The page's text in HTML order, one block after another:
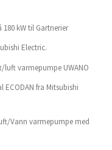
kW til Gartnerier
Electric.
luft varmepumpe UWANO
ECODAN fra Mitsubishi
Vann varmepumpe med